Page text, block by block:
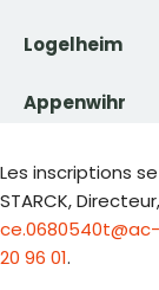
Logelheim
Appenwihr
Les inscriptions
STARCK,
20 96 01.